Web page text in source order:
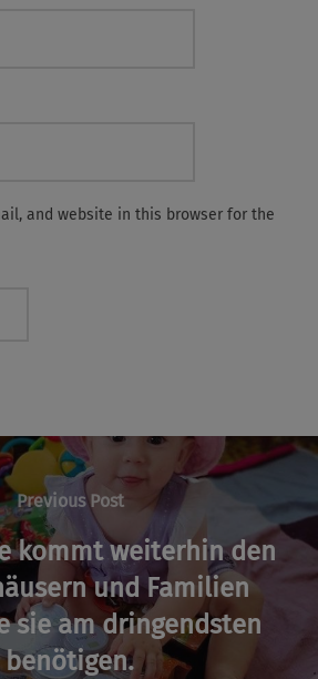
and website in this browser for the
Previous
Post
Previous Post
kommt weiterhin den
und Familien
sie am dringendsten
benötigen.